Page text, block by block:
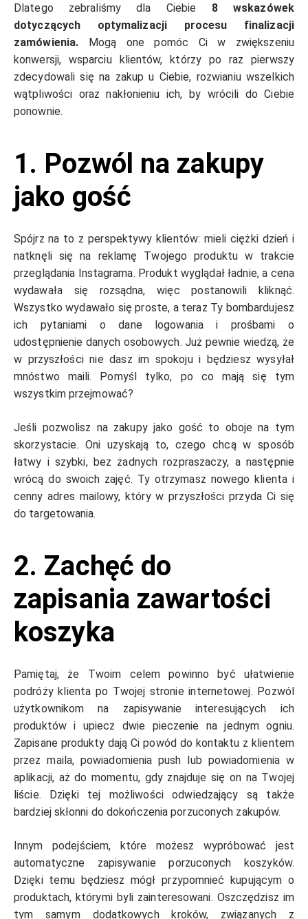
Dlatego zebraliśmy dla Ciebie 8 wskazówek
dotyczących optymalizacji procesu finalizacji
zamówienia. Mogą one pomóc Ci w zwiększeniu
konwersji, wsparciu klientów, którzy po raz pierwszy
zdecydowali się na zakup u Ciebie, rozwianiu wszelkich
wątpliwości oraz nakłonieniu ich, by wrócili do Ciebie
ponownie.
1. Pozwól na zakupy
jako gość
Spójrz na to z perspektywy klientów: mieli ciężki dzień i
natknęli się na reklamę Twojego produktu w trakcie
przeglądania Instagrama. Produkt wyglądał ładnie, a cena
wydawała się rozsądna, więc postanowili kliknąć.
Wszystko wydawało się proste, a teraz Ty bombardujesz
ich pytaniami o dane logowania i prośbami o
udostępnienie danych osobowych. Już pewnie wiedzą, że
w przyszłości nie dasz im spokoju i będziesz wysyłał
mnóstwo maili. Pomyśl tylko, po co mają się tym
wszystkim przejmować?
Jeśli pozwolisz na zakupy jako gość to oboje na tym
skorzystacie. Oni uzyskają to, czego chcą w sposób
łatwy i szybki, bez żadnych rozpraszaczy, a następnie
wrócą do swoich zajęć. Ty otrzymasz nowego klienta i
cenny adres mailowy, który w przyszłości przyda Ci się
do targetowania.
2. Zachęć do
zapisania zawartości
koszyka
Pamiętaj, że Twoim celem powinno być ułatwienie
podróży klienta po Twojej stronie internetowej. Pozwól
użytkownikom na zapisywanie interesujących ich
produktów i upiecz dwie pieczenie na jednym ogniu.
Zapisane produkty dają Ci powód do kontaktu z klientem
przez maila, powiadomienia push lub powiadomienia w
aplikacji, aż do momentu, gdy znajduje się on na Twojej
liście. Dzięki tej możliwości odwiedzający są także
bardziej skłonni do dokończenia porzuconych zakupów.
Innym podejściem, które możesz wypróbować jest
automatyczne zapisywanie porzuconych koszyków.
Dzięki temu będziesz mógł przypomnieć kupującym o
produktach, którymi byli zainteresowani. Oszczędzisz im
tym samym dodatkowych kroków, związanych z